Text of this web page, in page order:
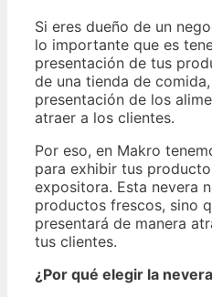
Si eres dueño de un
lo importante que es
presentación de tus
de una tienda de
presentación de los
atraer a los clientes.
Por eso, en Makro
para exhibir tus
expositora. Esta nevera
productos frescos, sino
presentará de manera
tus clientes.
¿Por qué elegir la